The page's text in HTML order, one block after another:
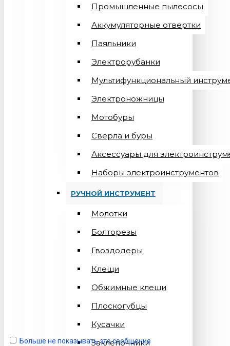
Промышленные пылесосы
Аккумуляторные отвертки
Паяльники
Электрорубанки
Мультифункциональный
Электроножницы
Мотобуры
Сверла и буры
Аксессуары для
Наборы электроинструментов
РУЧНОЙ ИНСТРУМЕНТ
Молотки
Болторезы
Гвоздодеры
Клещи
Обжимные клещи
Плоскогубцы
Кусачки
Заклепочники
Больше не показывать это сообщение